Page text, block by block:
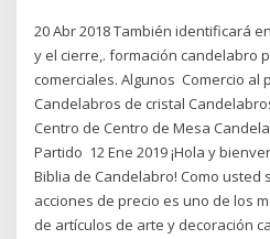
20 Abr 2018 También identificará
y el cierre,. formación candelabro
comerciales. Algunos Comercio al
Candelabros de cristal
Centro de Centro de Mesa
Partido 12 Ene 2019 ¡Hola y
Biblia de Candelabro! Como usted
acciones de precio es uno de los
de artículos de arte y decoración